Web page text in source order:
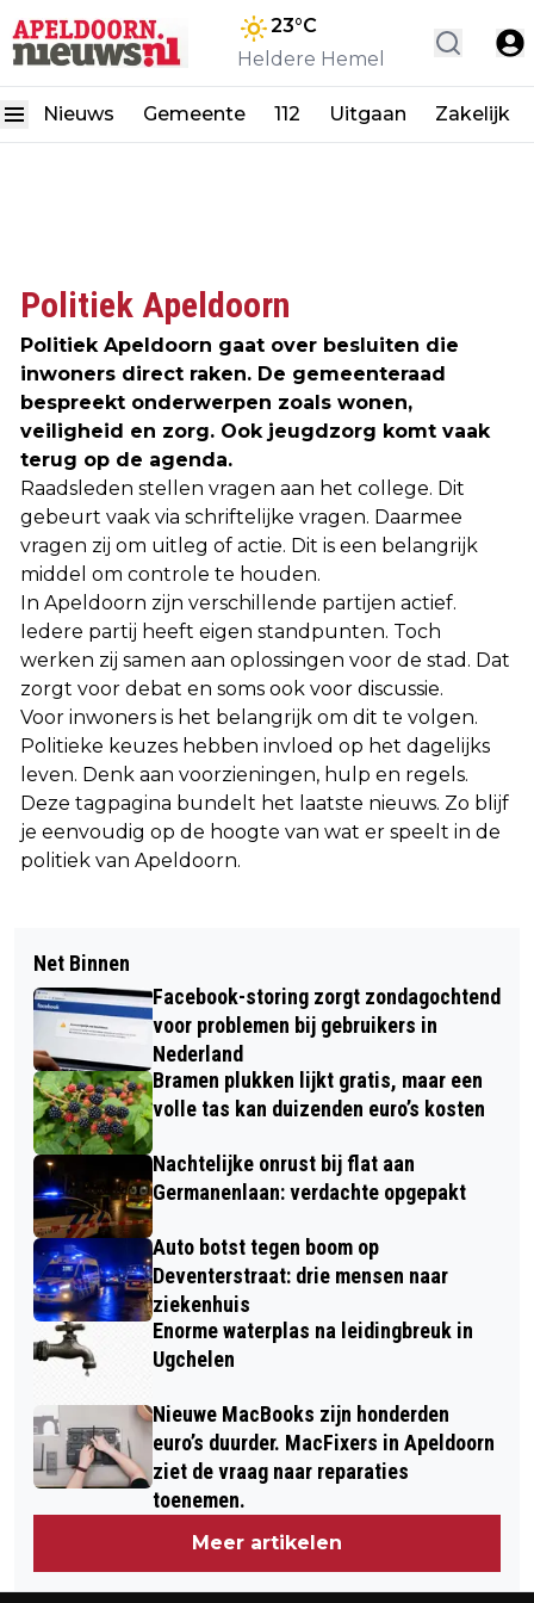
23°C
Heldere Hemel
Nieuws Gemeente 112 Uitgaan Zakelijk
Politiek Apeldoorn
Politiek Apeldoorn gaat over besluiten die
inwoners direct raken. De gemeenteraad
bespreekt onderwerpen zoals wonen,
veiligheid en zorg. Ook jeugdzorg komt vaak
terug op de agenda.
Raadsleden stellen vragen aan het college. Dit
gebeurt vaak via schriftelijke vragen. Daarmee
vragen zij om uitleg of actie. Dit is een belangrijk
middel om controle te houden.
In Apeldoorn zijn verschillende partijen actief.
Iedere partij heeft eigen standpunten. Toch
werken zij samen aan oplossingen voor de stad. Dat
zorgt voor debat en soms ook voor discussie.
Voor inwoners is het belangrijk om dit te volgen.
Politieke keuzes hebben invloed op het dagelijks
leven. Denk aan voorzieningen, hulp en regels.
Deze tagpagina bundelt het laatste nieuws. Zo blijf
je eenvoudig op de hoogte van wat er speelt in de
politiek van Apeldoorn.
Net Binnen
Facebook-storing zorgt zondagochtend
voor problemen bij gebruikers in
Nederland
Bramen plukken lijkt gratis, maar een
volle tas kan duizenden euro’s kosten
Nachtelijke onrust bij flat aan
Germanenlaan: verdachte opgepakt
Auto botst tegen boom op
Deventerstraat: drie mensen naar
ziekenhuis
Enorme waterplas na leidingbreuk in
Ugchelen
Nieuwe MacBooks zijn honderden
euro’s duurder. MacFixers in Apeldoorn
ziet de vraag naar reparaties
toenemen.
Meer artikelen